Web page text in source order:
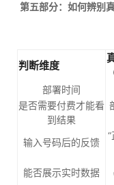
第五部分：如何辨别
判断维度
部署时间
是否需要付费才能看
到结果
输入号码后的反馈
能否展示实时数据